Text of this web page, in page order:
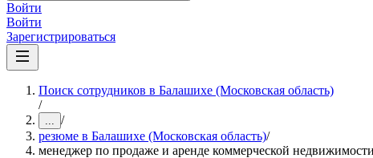
Войти
Войти
Зарегистрироваться
Поиск сотрудников в Балашихе (Московская область)
/
... /
резюме в Балашихе (Московская область)/
менеджер по продаже и аренде коммерческой недвижимости